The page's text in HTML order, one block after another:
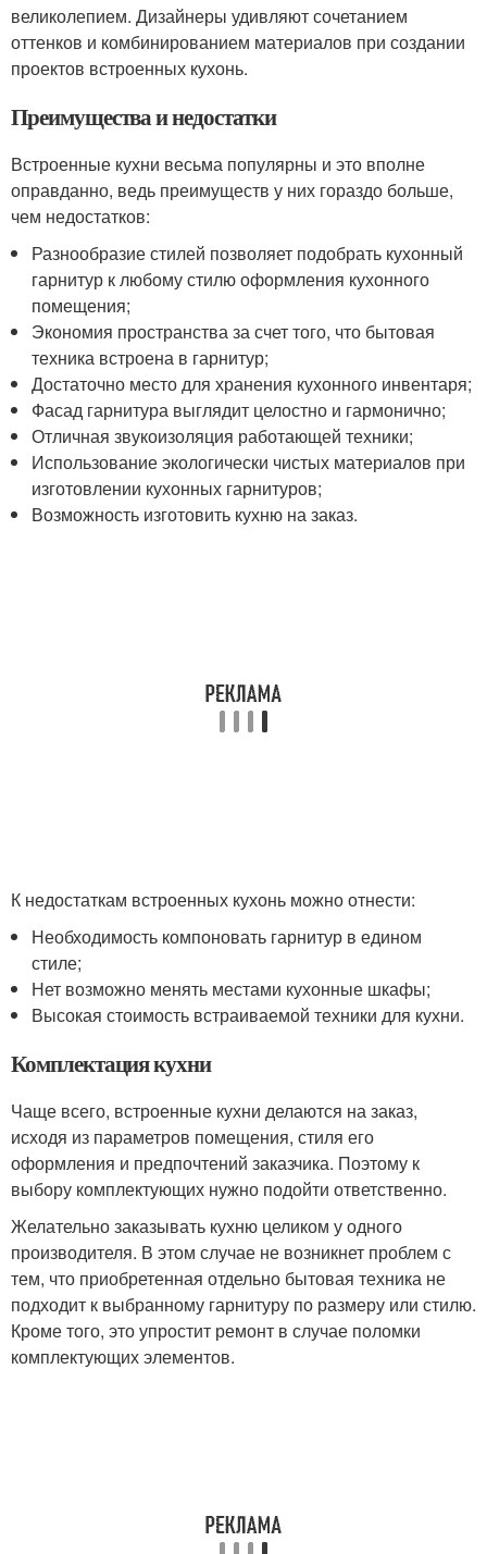
великолепием. Дизайнеры удивляют сочетанием
оттенков и комбинированием материалов при создании
проектов встроенных кухонь.
Преимущества и недостатки
Встроенные кухни весьма популярны и это вполне
оправданно, ведь преимуществ у них гораздо больше,
чем недостатков:
Разнообразие стилей позволяет подобрать кухонный
гарнитур к любому стилю оформления кухонного
помещения;
Экономия пространства за счет того, что бытовая
техника встроена в гарнитур;
Достаточно место для хранения кухонного инвентаря;
Фасад гарнитура выглядит целостно и гармонично;
Отличная звукоизоляция работающей техники;
Использование экологически чистых материалов при
изготовлении кухонных гарнитуров;
Возможность изготовить кухню на заказ.
К недостаткам встроенных кухонь можно отнести:
Необходимость компоновать гарнитур в едином
стиле;
Нет возможно менять местами кухонные шкафы;
Высокая стоимость встраиваемой техники для кухни.
Комплектация кухни
Чаще всего, встроенные кухни делаются на заказ,
исходя из параметров помещения, стиля его
оформления и предпочтений заказчика. Поэтому к
выбору комплектующих нужно подойти ответственно.
Желательно заказывать кухню целиком у одного
производителя. В этом случае не возникнет проблем с
тем, что приобретенная отдельно бытовая техника не
подходит к выбранному гарнитуру по размеру или стилю.
Кроме того, это упростит ремонт в случае поломки
комплектующих элементов.